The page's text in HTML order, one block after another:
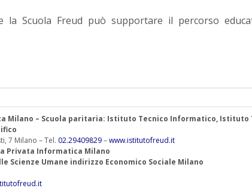
Scuola Freud può supportare il percorso
Milano – Scuola paritaria: Istituto Tecnico Informatico, Istituto
7 Milano – Tel. 02.29409829–www.istitutofreud.it
Privata Informatica Milano
Scienze Umane indirizzo Economico Sociale Milano